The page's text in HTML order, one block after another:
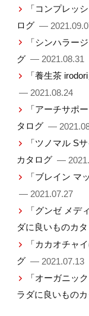
「コンプレッ
ログ —
「シンハラー
グ — 2021.08.31
「養生茶
— 2021.08.24
「アーチサポ
タログ —
「ツノマル S
カタログ —
「ブレイン マ
— 2021.07.27
「グンゼ メデ
ダに良いものカ
「カカオチャ
グ — 2021.07.13
「オーガニッ
ラダに良いもの